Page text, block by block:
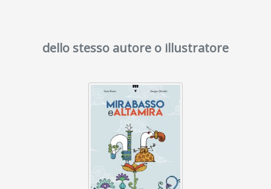
dello stesso autore o illustratore